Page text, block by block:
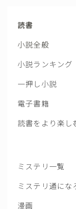
読書
小説全般
小説ランキング
一押し小説
電子書籍
読書をより楽し
ミステリ一覧
ミステリ通にな
漫画